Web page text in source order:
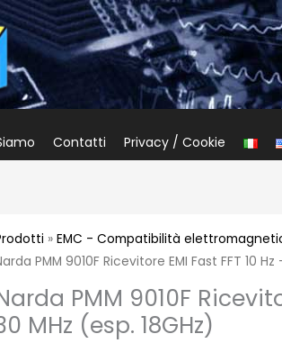
Contatti Privacy / Cookie
» EMC - Compatibilità
PMM 9010F Ricevitore EMI Fast FFT 10
PMM 9010F
MHz (esp. 18GHz)